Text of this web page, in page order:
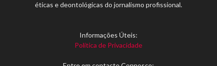
éticas e deontológicas do jornalismo profissional.
Informações Úteis:
Política de Privacidade